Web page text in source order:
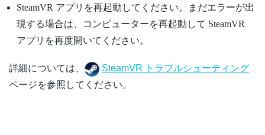
SteamVR アプリを再起動してください。まだエラーが出
現する場合は、コンピューターを再起動して SteamVR
アプリを再度開いてください。
詳細については、
SteamVR トラブルシューティング
ページを参照してください。